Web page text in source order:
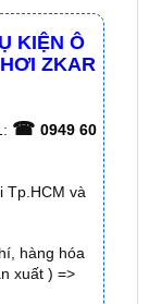
ZKAR
☎ 0949 60
Tp.HCM và
hàng hóa
xuất ) =>
nhà từ:8h